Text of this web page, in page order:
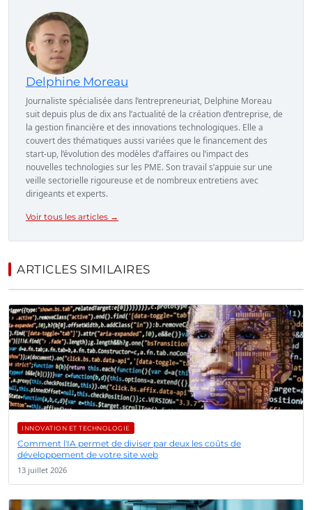
Delphine Moreau
Journaliste spécialisée dans l’entrepreneuriat, Delphine Moreau
suit depuis plus de dix ans l’actualité de la création d’entreprise, de
la gestion financière et des innovations technologiques. Elle a
couvert des thématiques aussi variées que le financement des
start-up, l’évolution des modèles d’affaires ou l’impact des
nouvelles technologies sur les PME. Son travail s’appuie sur une
veille sectorielle rigoureuse et de nombreux entretiens avec
dirigeants et experts.
Voir tous les articles →
ARTICLES SIMILAIRES
INNOVATION ET TECHNOLOGIE
Comment l'IA permet de diviser par deux les coûts de
développement de votre site web
13 juillet 2026